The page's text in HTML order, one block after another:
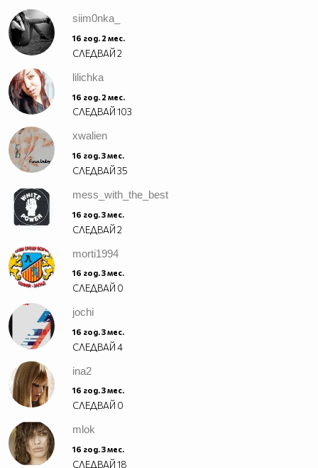
siim0nka_
16 год. 2 мес.
СЛЕДВАЙ2
lilichka
16 год. 2 мес.
СЛЕДВАЙ103
xwalien
16 год. 3 мес.
СЛЕДВАЙ35
mess_with_the_best
16 год. 3 мес.
СЛЕДВАЙ2
morti1994
16 год. 3 мес.
СЛЕДВАЙ 0
jochi
16 год. 3 мес.
СЛЕДВАЙ4
ina2
16 год. 3 мес.
СЛЕДВАЙ 0
mlok
16 год. 3 мес.
СЛЕДВАЙ18